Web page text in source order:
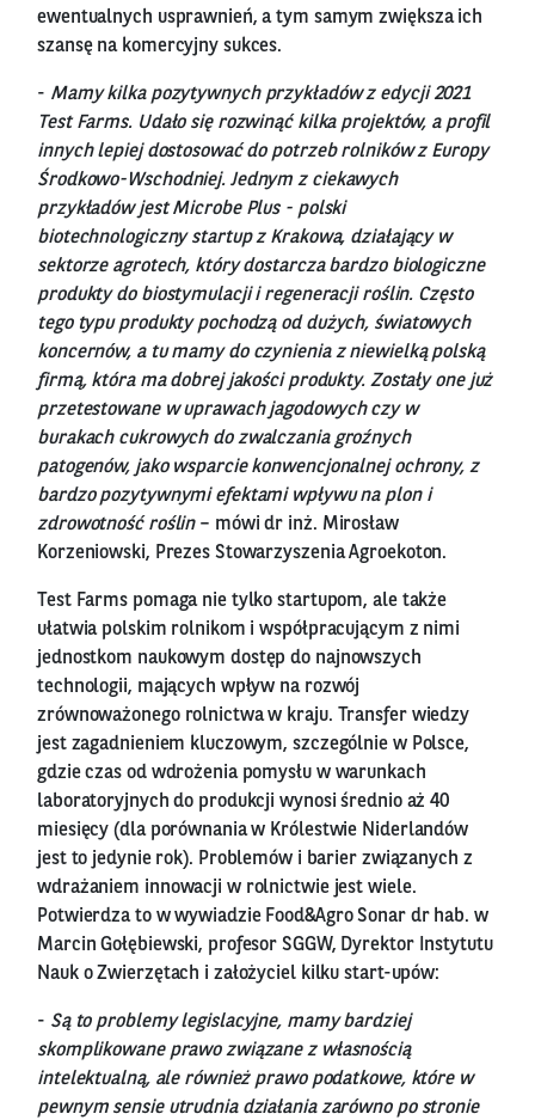
ewentualnych usprawnień, a tym samym zwiększa ich
szansę na komercyjny sukces.
- Mamy kilka pozytywnych przykładów z edycji 2021
Test Farms. Udało się rozwinąć kilka projektów, a profil
innych lepiej dostosować do potrzeb rolników z Europy
Środkowo-Wschodniej. Jednym z ciekawych
przykładów jest Microbe Plus - polski
biotechnologiczny startup z Krakowa, działający w
sektorze agrotech, który dostarcza bardzo biologiczne
produkty do biostymulacji i regeneracji roślin. Często
tego typu produkty pochodzą od dużych, światowych
koncernów, a tu mamy do czynienia z niewielką polską
firmą, która ma dobrej jakości produkty. Zostały one już
przetestowane w uprawach jagodowych czy w
burakach cukrowych do zwalczania groźnych
patogenów, jako wsparcie konwencjonalnej ochrony, z
bardzo pozytywnymi efektami wpływu na plon i
zdrowotność roślin – mówi dr inż. Mirosław
Korzeniowski, Prezes Stowarzyszenia Agroekoton.
Test Farms pomaga nie tylko startupom, ale także
ułatwia polskim rolnikom i współpracującym z nimi
jednostkom naukowym dostęp do najnowszych
technologii, mających wpływ na rozwój
zrównoważonego rolnictwa w kraju. Transfer wiedzy
jest zagadnieniem kluczowym, szczególnie w Polsce,
gdzie czas od wdrożenia pomysłu w warunkach
laboratoryjnych do produkcji wynosi średnio aż 40
miesięcy (dla porównania w Królestwie Niderlandów
jest to jedynie rok). Problemów i barier związanych z
wdrażaniem innowacji w rolnictwie jest wiele.
Potwierdza to w wywiadzie Food&Agro Sonar dr hab. w
Marcin Gołębiewski, profesor SGGW, Dyrektor Instytutu
Nauk o Zwierzętach i założyciel kilku start-upów:
- Są to problemy legislacyjne, mamy bardziej
skomplikowane prawo związane z własnością
intelektualną, ale również prawo podatkowe, które w
pewnym sensie utrudnia działania zarówno po stronie